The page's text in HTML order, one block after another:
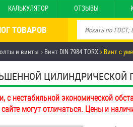
КАЛЬКУЛЯТОР ОТЗЫВЫ
ТОВАРОВ
скидкой
крепёж,
и винты Винт DIN 7984 TORX Винт с
ЦИЛИНДРИЧЕСКОЙ
с нестабильной экономической
могут отличаться. Цены и